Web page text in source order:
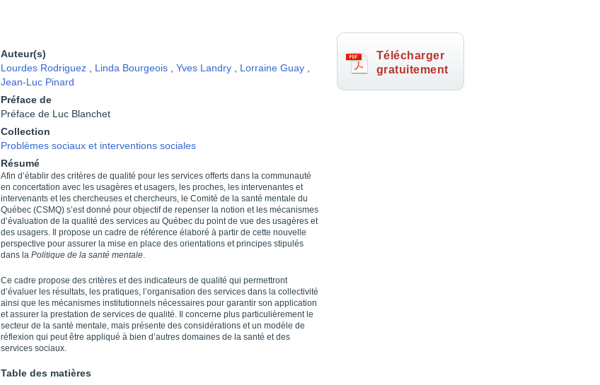
Auteur(s)
Lourdes Rodriguez
Linda Bourgeois Yves Landry Lorraine Guay
Jean-Luc Pinard
Préface de
Préface de Luc Blanchet
Collection
Problèmes sociaux et interventions sociales
Résumé
Afin d’établir des critères de qualité pour les services offerts dans la communauté
en concertation avec les usagères et usagers, les proches, les intervenantes et
intervenants et les chercheuses et chercheurs, le Comité de la santé mentale du
Québec (CSMQ) s’est donné pour objectif de repenser la notion et les mécanismes
d’évaluation de la qualité des services au Québec du point de vue des usagères et
des usagers. Il propose un cadre de référence élaboré à partir de cette nouvelle
perspective pour assurer la mise en place des orientations et principes stipulés
dans la Politique de la santé mentale.
Ce cadre propose des critères et des indicateurs de qualité qui permettront
d’évaluer les résultats, les pratiques, l’organisation des services dans la collectivité
ainsi que les mécanismes institutionnels nécessaires pour garantir son application
et assurer la prestation de services de qualité. Il concerne plus particulièrement le
secteur de la santé mentale, mais présente des considérations et un modèle de
réflexion qui peut être appliqué à bien d’autres domaines de la santé et des
services sociaux.
Table des matières
Télécharger
gratuitement